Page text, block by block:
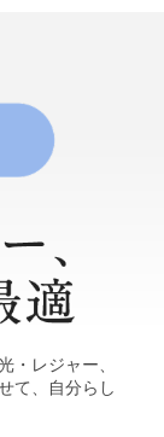
・レジャー、
て、自分らし